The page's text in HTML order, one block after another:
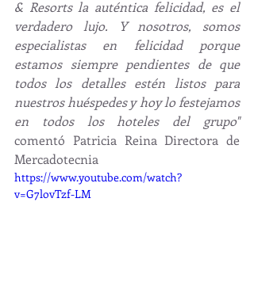
& Resorts la auténtica felicidad, es el
verdadero lujo. Y nosotros, somos
especialistas en felicidad porque
estamos siempre pendientes de que
todos los detalles estén listos para
nuestros huéspedes y hoy lo festejamos
en todos los hoteles del grupo"
comentó Patricia Reina Directora de
Mercadotecnia
https://www.youtube.com/watch?
v=G7lovTzf-LM